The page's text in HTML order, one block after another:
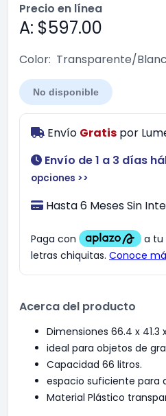
Precio en línea
A: $597.00
Color: Transparente/
No disponible
Envío Gratis por
Envío de 1 a 3 días
opciones >>
Hasta 6 Meses Sin
Acerca del producto
Dimensiones 66.4 x 41.3
ideal para objetos de
Capacidad 66 litros.
espacio suficiente para
Material Plástico